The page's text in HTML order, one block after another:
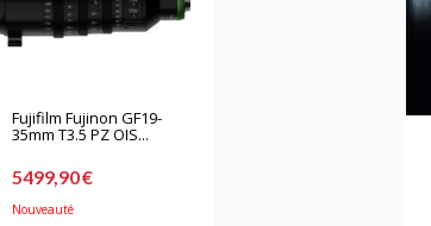
Fujifilm Fujinon GF19-
35mm T3.5 PZ OIS...
5499,90 €
Nouveauté